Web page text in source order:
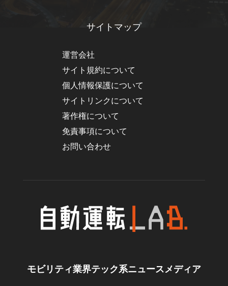
サイトマップ
運営会社
サイト規約について
個人情報保護について
サイトリンクについて
著作権について
免責事項について
お問い合わせ
モビリティ業界テック系ニュースメディア